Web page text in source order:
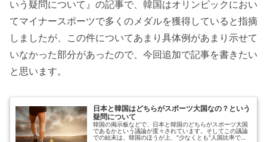
いう疑問について』の記事で、韓国はオリンピックにおい
てマイナースポーツで多くのメダルを獲得していると指摘
しましたが、この件についてあまり具体例があまり示せて
いなかった部分があったので、今回追加で記事を書きたい
と思います。
日本と韓国はどちらがスポーツ大国なの？という
疑問について
韓国の掲示板などで、日本と韓国のどちらがスポーツ大国
であるかという議論が度々されています。そしてこの議論
での結末は、韓国のほうが上、"少なくとも"人国比率でみ